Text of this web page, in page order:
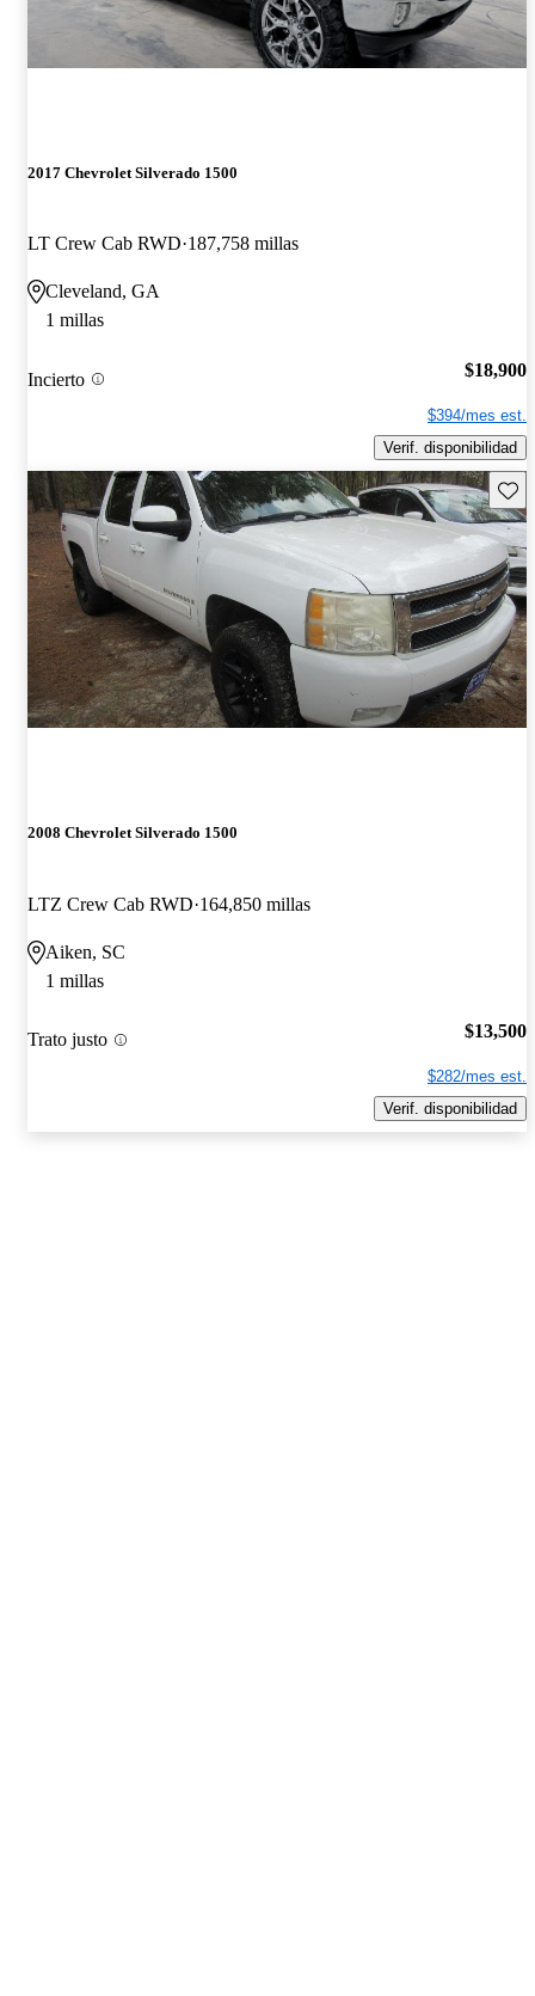
2017 Chevrolet Silverado 1500
LT Crew Cab RWD 187,758 millas
Cleveland, GA
1 millas
Incierto $18,900
$394/mes est.
Verif. disponibilidad
2008 Chevrolet Silverado 1500
LTZ Crew Cab RWD 164,850 millas
Aiken, SC
1 millas
Trato justo $13,500
$282/mes est.
Verif. disponibilidad